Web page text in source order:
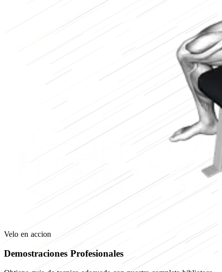
Velo en accion
Demostraciones Profesionales